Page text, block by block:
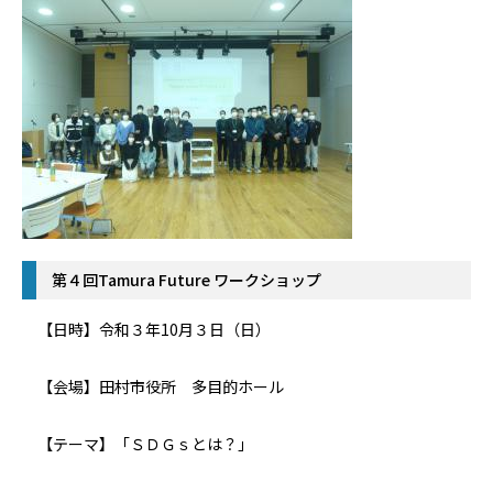
第４回Tamura Future ワークショップ
【日時】令和３年10月３日（日）
【会場】田村市役所 多目的ホール
【テーマ】「ＳＤＧｓとは？」